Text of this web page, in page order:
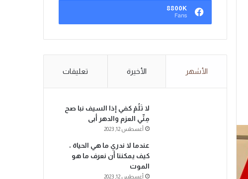
8800K
Fans
الأشهر الأخيرة تعليقات
لا تَلُمْ كفي إذا السيف نبا صح
مِنِّي العزم والدهر أبى
أغسطس 12, 2023
عندما لا ندري ما هي الحياة ،
كيف يمكننا أن نعرف ما هو
الموت
أغسطس 12, 2023